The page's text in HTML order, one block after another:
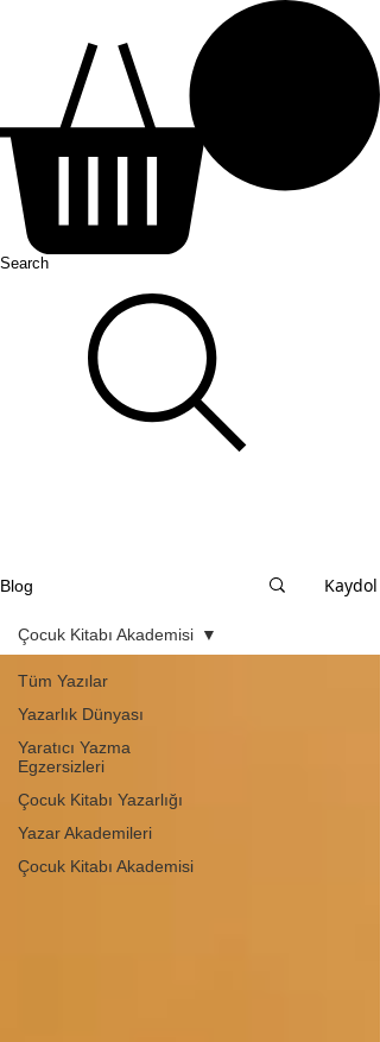
Search
Blog Kaydol
Tüm Yazılar
Yazarlık Dünyası
Yaratıcı Yazma
Egzersizleri
Çocuk Kitabı Yazarlığı
Yazar Akademileri
Çocuk Kitabı Akademisi
Çocuk Kitabı Akademisi